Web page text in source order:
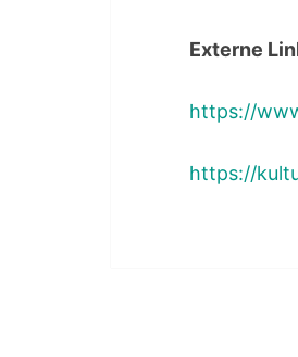
Externe
https://
https://